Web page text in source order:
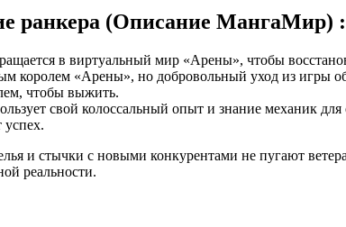
ранкера (Описание МангаМир) :
в виртуальный мир «Арены», чтобы
королем «Арены», но добровольный уход из игры
чтобы выжить.
свой колоссальный опыт и знание механик
успех.
и стычки с новыми конкурентами не пугают
реальности.